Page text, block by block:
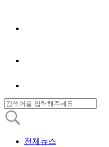
전체뉴스